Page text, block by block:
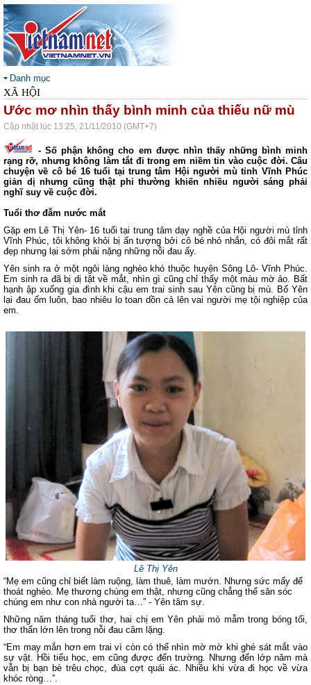
Danh mục
XÃ HỘI
Ước mơ nhìn thấy bình minh của thiếu nữ mù
Cập nhật lúc 13:25, 21/11/2010 (GMT+7)
- Số phận không cho em được nhìn thấy những bình minh
rạng rỡ, nhưng không làm tắt đi trong em niềm tin vào cuộc đời. Câu
chuyện về cô bé 16 tuổi tại trung tâm Hội người mù tỉnh Vĩnh Phúc
giản dị nhưng cũng thật phi thường khiến nhiều người sáng phải
nghĩ suy về cuộc đời.
Tuổi thơ đẫm nước mắt
Gặp em Lê Thị Yên- 16 tuổi tại trung tâm dạy nghề của Hội người mù tỉnh
Vĩnh Phúc, tôi không khỏi bị ấn tượng bởi cô bé nhỏ nhắn, có đôi mắt rất
đẹp nhưng lại sớm phải nặng những nỗi đau ấy.
Yên sinh ra ở một ngôi làng nghèo khó thuộc huyện Sông Lô- Vĩnh Phúc.
Em sinh ra đã bị dị tật về mắt, nhìn gì cũng chỉ thấy một màu mờ ảo. Bất
hạnh ập xuống gia đình khi cậu em trai sinh sau Yên cũng bị mù. Bố Yên
lại đau ốm luôn, bao nhiêu lo toan dồn cả lên vai người mẹ tội nghiệp của
em.
Lê Thị Yên
“Mẹ em cũng chỉ biết làm ruộng, làm thuê, làm mướn. Nhưng sức mấy để
thoát nghèo. Mẹ thương chúng em thật, nhưng cũng chẳng thể săn sóc
chúng em như con nhà người ta…” - Yên tâm sự.
Những năm tháng tuổi thơ, hai chị em Yên phải mò mẫm trong bóng tối,
thơ thẩn lớn lên trong nỗi đau câm lặng.
“Em may mắn hơn em trai vì còn có thể nhìn mờ mờ khi ghé sát mắt vào
sự vật. Hồi tiểu học, em cũng được đến trường. Nhưng đến lớp năm mà
vẫn bị bạn bè trêu chọc, đùa cợt quái ác. Nhiều khi vừa đi học về vừa
khóc ròng…”.